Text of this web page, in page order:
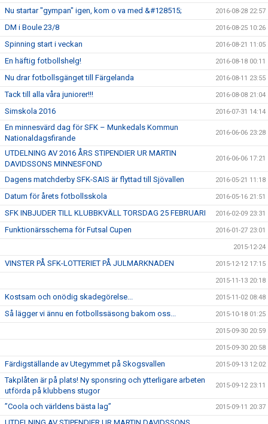
Nu startar "gympan" igen, kom o va med &#128515; 2016-08-28 22:57
DM i Boule 23/8 2016-08-25 10:26
Spinning start i veckan 2016-08-21 11:05
En häftig fotbollshelg! 2016-08-18 00:11
Nu drar fotbollsgänget till Färgelanda 2016-08-11 23:55
Tack till alla våra juniorer!!! 2016-08-08 21:04
Simskola 2016 2016-07-31 14:14
En minnesvärd dag för SFK – Munkedals Kommun
Nationaldagsfirande
2016-06-06 23:28
UTDELNING AV 2016 ÅRS STIPENDIER UR MARTIN
DAVIDSSONS MINNESFOND
2016-06-06 17:21
Dagens matchderby SFK-SAIS är flyttad till Sjövallen 2016-05-21 11:18
Datum för årets fotbollsskola 2016-05-16 21:51
SFK INBJUDER TILL KLUBBKVÄLL TORSDAG 25 FEBRUARI 2016-02-09 23:31
Funktionärsschema för Futsal Cupen 2016-01-27 23:01
2015-12-24
VINSTER PÅ SFK-LOTTERIET PÅ JULMARKNADEN 2015-12-12 17:15
2015-11-13 20:18
Kostsam och onödig skadegörelse... 2015-11-02 08:48
Så lägger vi ännu en fotbollssäsong bakom oss... 2015-10-18 01:25
2015-09-30 20:59
2015-09-30 20:58
Färdigställande av Utegymmet på Skogsvallen 2015-09-13 12:02
Takplåten är på plats! Ny sponsring och ytterligare arbeten
utförda på klubbens stugor
2015-09-12 23:11
”Coola och världens bästa lag” 2015-09-11 20:37